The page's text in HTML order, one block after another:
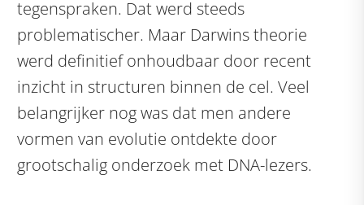
tegenspraken. Dat werd steeds
problematischer. Maar Darwins theorie
werd definitief onhoudbaar door recent
inzicht in structuren binnen de cel. Veel
belangrijker nog was dat men andere
vormen van evolutie ontdekte door
grootschalig onderzoek met DNA-lezers.